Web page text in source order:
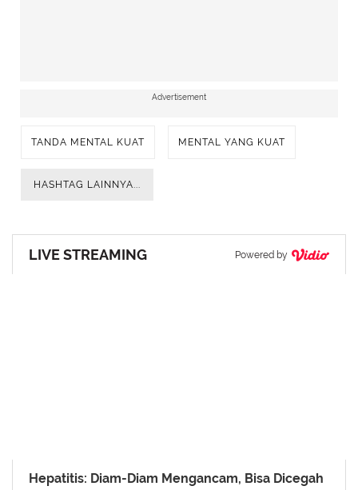
Advertisement
TANDA MENTAL KUAT MENTAL YANG KUAT
HASHTAG LAINNYA...
LIVE STREAMING Powered by
Hepatitis: Diam-Diam Mengancam, Bisa Dicegah